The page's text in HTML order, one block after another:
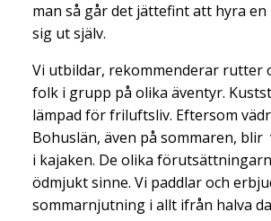
man så går det jättefint att hyra en
sig ut själv.
Vi utbildar, rekommenderar rutter
folk i grupp på olika äventyr.
lämpad för friluftsliv. Eftersom
Bohuslän, även på sommaren,
i kajaken. De olika
ödmjukt sinne. Vi paddlar och
sommarnjutning i allt ifrån halva